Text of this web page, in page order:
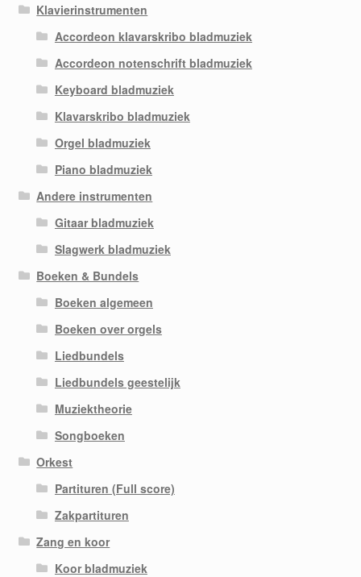
Klavierinstrumenten
Accordeon klavarskribo bladmuziek
Accordeon notenschrift bladmuziek
Keyboard bladmuziek
Klavarskribo bladmuziek
Orgel bladmuziek
Piano bladmuziek
Andere instrumenten
Gitaar bladmuziek
Slagwerk bladmuziek
Boeken & Bundels
Boeken algemeen
Boeken over orgels
Liedbundels
Liedbundels geestelijk
Muziektheorie
Songboeken
Orkest
Partituren (Full score)
Zakpartituren
Zang en koor
Koor bladmuziek